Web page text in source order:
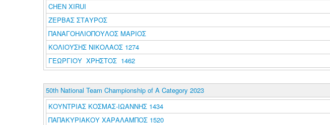
CHEN XIRUI
ΖΕΡΒΑΣ ΣΤΑΥΡΟΣ
ΠΑΝΑΓΟΗΛΙΟΠΟΥΛΟΣ ΜΑΡΙΟΣ
ΚΟΛΙΟΥΣΗΣ ΝΙΚΟΛΑΟΣ 1274
ΓΕΩΡΓΙΟΥ ΧΡΗΣΤΟΣ 1462
50th National Team Championship of A Category 2023
ΚΟΥΝΤΡΙΑΣ ΚΟΣΜΑΣ-ΙΩΑΝΝΗΣ 1434
ΠΑΠΑΚΥΡΙΑΚΟΥ ΧΑΡΑΛΑΜΠΟΣ 1520